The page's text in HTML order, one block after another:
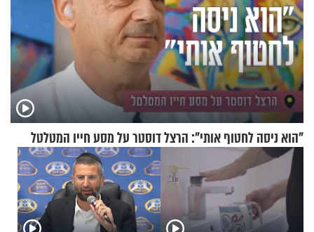
"הוא ניסה לחטוף אותי": הרצל דוסטר על מסע חייו המטלטל